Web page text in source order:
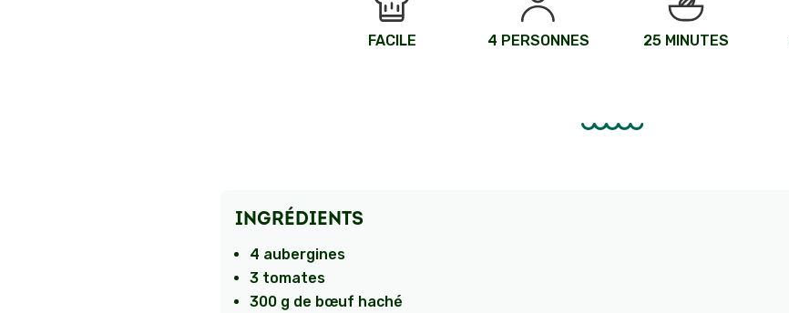
FACILE 4 PERSONNES 25 MINUTES
INGRÉDIENTS
4 aubergines
3 tomates
300 g de bœuf haché